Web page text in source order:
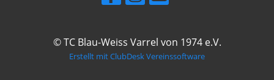
© TC Blau-Weiss Varrel von 1974 e.V.
Erstellt mit ClubDesk Vereinssoftware